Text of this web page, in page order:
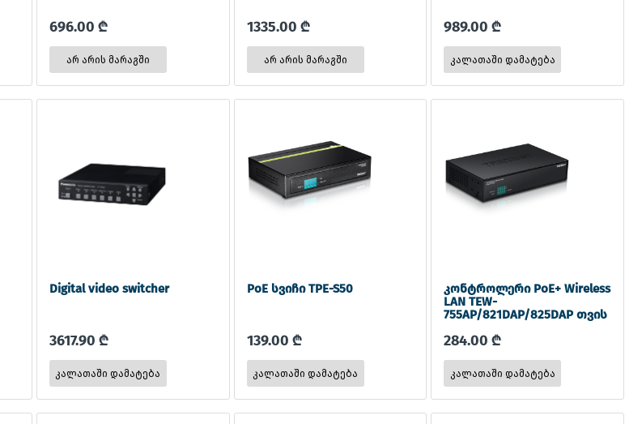
696.00 ₾
არ არის მარაგში
1335.00 ₾
არ არის მარაგში
989.00 ₾
Digital video switcher
3617.90 ₾
PoE სვიჩი TPE-S50
139.00 ₾
კონტროლერი PoE+ Wireless
LAN TEW-
755AP/821DAP/825DAP თვის
284.00 ₾